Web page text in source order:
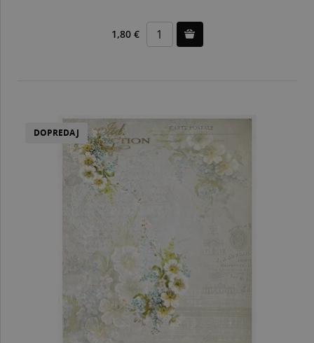
1,80 €
DOPREDAJ